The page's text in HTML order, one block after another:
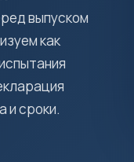
выпуском
как
и сроки.